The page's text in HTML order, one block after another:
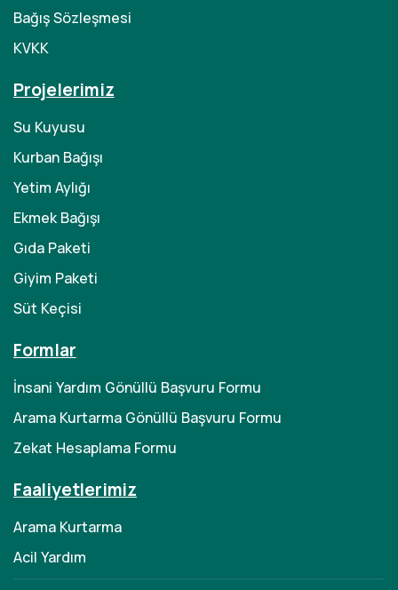
Bağış Sözleşmesi
KVKK
Projelerimiz
Su Kuyusu
Kurban Bağışı
Yetim Aylığı
Ekmek Bağışı
Gıda Paketi
Giyim Paketi
Süt Keçisi
Formlar
İnsani Yardım Gönüllü Başvuru Formu
Arama Kurtarma Gönüllü Başvuru Formu
Zekat Hesaplama Formu
Faaliyetlerimiz
Arama Kurtarma
Acil Yardım